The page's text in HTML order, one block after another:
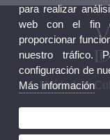
Unidad de
para realizar
web con el fin
proporcionar
nuestro tráfico.
configuración de
Más información